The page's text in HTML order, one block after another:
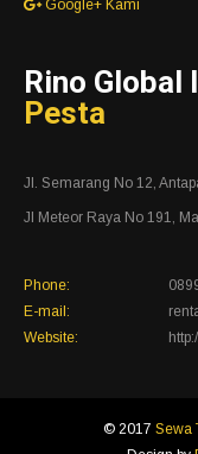
Google+ Kami
Rino Global
Pesta
Jl. Semarang No 12,
Jl Meteor Raya No 191,
Phone:
E-mail:
Website:
© 2017 Sewa